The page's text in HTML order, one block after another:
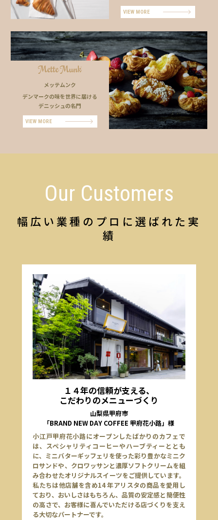
VIEW MORE
メッテムンク
デンマークの味を世界に届ける
デニッシュの名門
VIEW MORE
Our Customers
幅広い業種のプロに選ばれた実
績
１４年の信頼が支える、
こだわりのメニューづくり
山梨県甲府市
「BRAND NEW DAY COFFEE 甲府花小路」様
小江戸甲府花小路にオープンしたばかりのカフェで
は、スペシャリティコーヒーやハーブティーととも
に、ミニバターギッフェリを使った彩り豊かなミニク
ロサンドや、クロワッサンと濃厚ソフトクリームを組
み合わせたオリジナルスイーツをご提供しています。
私たちは他店舗を含め14 年アリスタの商品を愛用し
ており、おいしさはもちろん、品質の安定感と簡便性
の高さで、お客様に喜んでいただける店づくりを支え
る大切なパートナーです。